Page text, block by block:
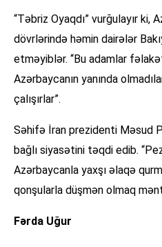
“Təbriz Oyaqdı” vurğulayır ki,
dövrlərində həmin dairələr
etməyiblər. “Bu adamlar
Azərbaycanın yanında
çalışırlar”.
Səhifə İran prezidenti Məsud
bağlı siyasətini təqdi edib.
Azərbaycanla yaxşı əlaqə
qonşularla düşmən olmaq
Fərda Uğur